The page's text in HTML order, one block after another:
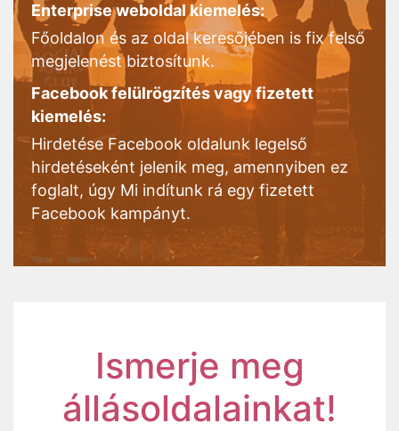
Enterprise weboldal kiemelés:
Főoldalon és az oldal keresőjében is fix felső
megjelenést biztosítunk.
Facebook felülrögzítés vagy fizetett
kiemelés:
Hirdetése Facebook oldalunk legelső
hirdetéseként jelenik meg, amennyiben ez
foglalt, úgy Mi indítunk rá egy fizetett
Facebook kampányt.
Ismerje meg
állásoldalainkat!